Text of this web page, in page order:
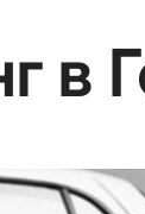
в